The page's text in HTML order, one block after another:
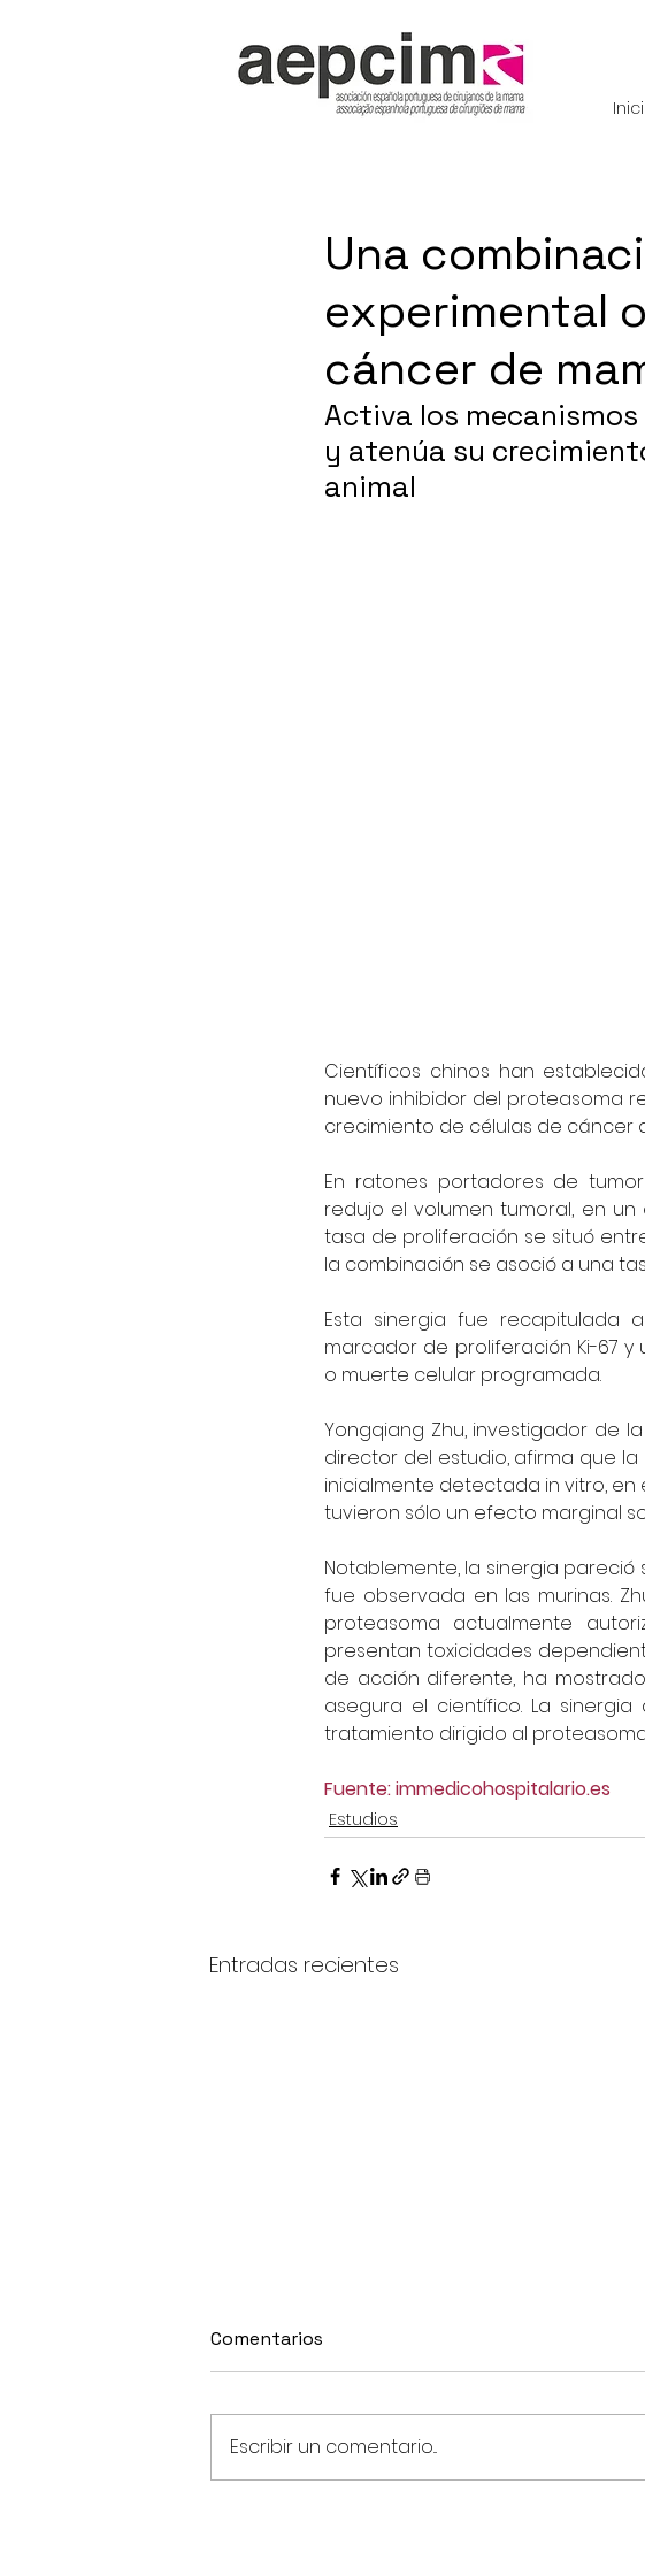
Una
experimental
cáncer de
Activa los
y atenúa su
animal
Científicos chinos han
nuevo inhibidor del proteasoma
crecimiento de células de cáncer
En ratones portadores de
redujo el volumen tumoral, en
tasa de proliferación se situó
la combinación se asoció a una
Esta sinergia fue recapitulada
marcador de proliferación Ki-67
o muerte celular programada.
Yongqiang Zhu, investigador de
director del estudio, afirma que
inicialmente detectada in vitro,
tuvieron sólo un efecto marginal
Notablemente, la sinergia pareció
fue observada en las murinas.
proteasoma actualmente
presentan toxicidades
de acción diferente, ha
asegura el científico. La
tratamiento dirigido al
Fuente: immedicohospitalario.es
Estudios
Entradas recientes
Comentarios
Escribir un comentario...